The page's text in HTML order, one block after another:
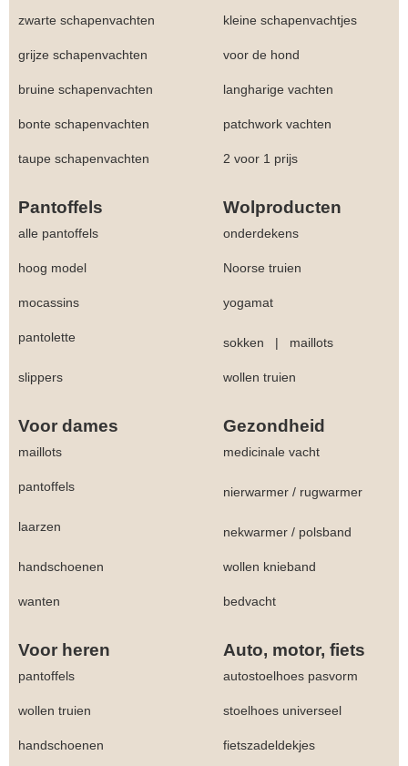
zwarte schapenvachten kleine schapenvachtjes
grijze schapenvachten voor de hond
bruine schapenvachten langharige vachten
bonte schapenvachten patchwork vachten
taupe schapenvachten 2 voor 1 prijs
Pantoffels Wolproducten
alle pantoffels onderdekens
hoog model Noorse truien
mocassins yogamat
pantolette sokken | maillots
slippers wollen truien
Voor dames Gezondheid
maillots medicinale vacht
pantoffels nierwarmer / rugwarmer
laarzen nekwarmer / polsband
handschoenen wollen knieband
wanten bedvacht
Voor heren Auto, motor, fiets
pantoffels autostoelhoes pasvorm
wollen truien stoelhoes universeel
handschoenen fietszadeldekjes